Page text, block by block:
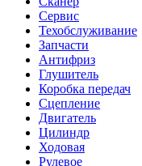
Сервис
Техобслуживание
Запчасти
Антифриз
Глушитель
Коробка передач
Сцепление
Двигатель
Цилиндр
Ходовая
Рулевое